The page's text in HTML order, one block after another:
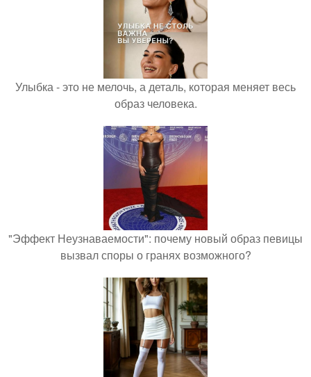
Улыбка - это не мелочь, а деталь, которая меняет весь
образ человека.
"Эффект Неузнаваемости": почему новый образ певицы
вызвал споры о гранях возможного?